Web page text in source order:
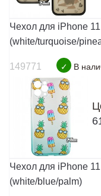
Чехол для iPhone
(white/turquoise/
149771 ✓ В
Чехол для iPhone
(white/blue/palm)